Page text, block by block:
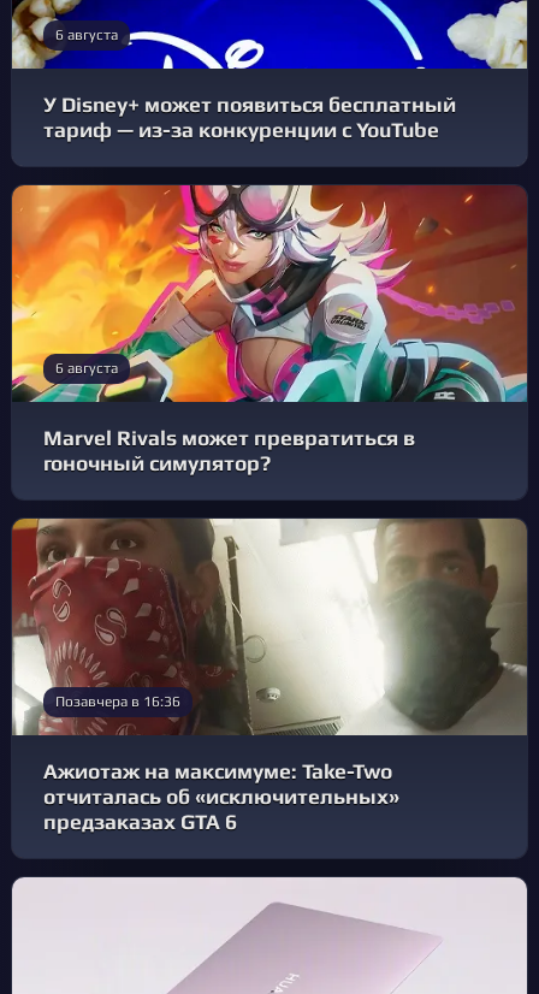
6 августа
У Disney+ может появиться бесплатный
тариф — из-за конкуренции с YouTube
6 августа
Marvel Rivals может превратиться в
гоночный симулятор?
Позавчера в 16:36
Ажиотаж на максимуме: Take-Two
отчиталась об «исключительных»
предзаказах GTA 6